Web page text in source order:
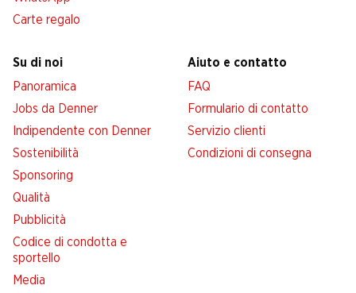
Carte regalo
Su di noi
Panoramica
Jobs da Denner
Indipendente con Denner
Sostenibilità
Sponsoring
Qualità
Pubblicità
Codice di condotta e
sportello
Media
Aiuto e contatto
FAQ
Formulario di contatto
Servizio clienti
Condizioni di consegna